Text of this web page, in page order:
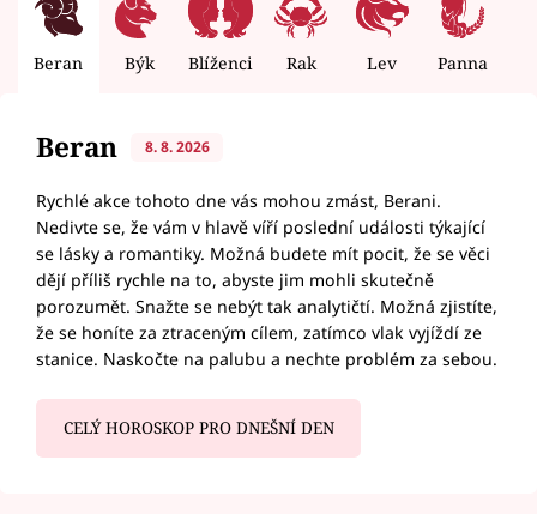
Beran Býk Blíženci Rak Lev Panna
Beran 8. 8. 2026
Rychlé akce tohoto dne vás mohou zmást, Berani.
Nedivte se, že vám v hlavě víří poslední události týkající
se lásky a romantiky. Možná budete mít pocit, že se věci
dějí příliš rychle na to, abyste jim mohli skutečně
porozumět. Snažte se nebýt tak analytičtí. Možná zjistíte,
že se honíte za ztraceným cílem, zatímco vlak vyjíždí ze
stanice. Naskočte na palubu a nechte problém za sebou.
CELÝ HOROSKOP PRO DNEŠNÍ DEN